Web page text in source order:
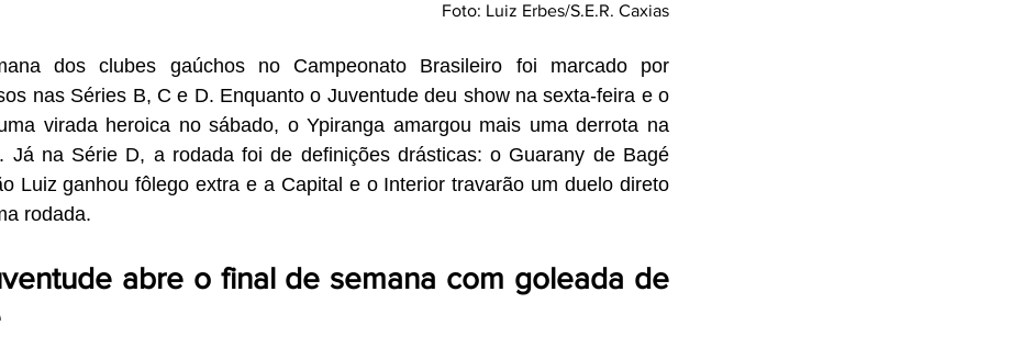
Foto: Luiz Erbes/S.E.R. Caxias
dos clubes gaúchos no Campeonato Brasileiro foi marcado por
nas Séries B, C e D. Enquanto o Juventude deu show na sexta-feira e o
virada heroica no sábado, o Ypiranga amargou mais uma derrota na
Já na Série D, a rodada foi de definições drásticas: o Guarany de Bagé
Luiz ganhou fôlego extra e a Capital e o Interior travarão um duelo direto
rodada.
abre o final de semana com goleada de